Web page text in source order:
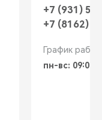
+7 (931)
+7 (8162)
График
пн-вс: 09:00-